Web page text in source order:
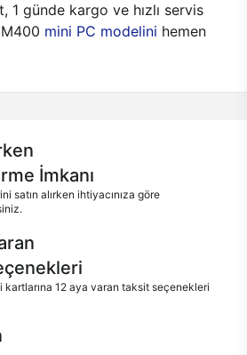
1 günde kargo ve hızlı servis
mini PC modelini hemen
İmkanı
satın alırken ihtiyacınıza göre
kartlarına 12 aya varan taksit seçenekleri